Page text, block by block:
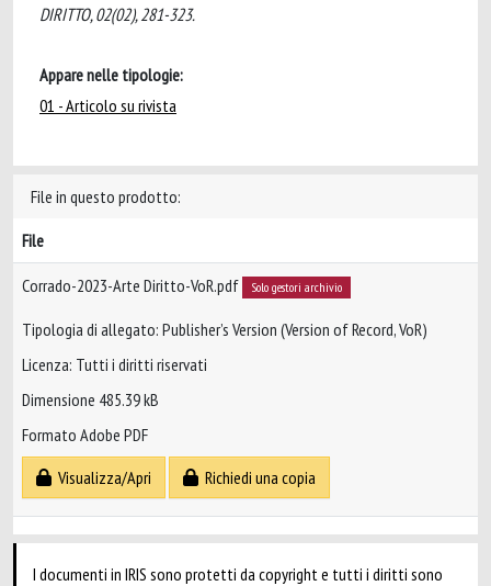
DIRITTO, 02(02), 281-323.
Appare nelle tipologie:
01 - Articolo su rivista
File in questo prodotto:
File
Corrado-2023-Arte Diritto-VoR.pdf Solo gestori archivio
Tipologia di allegato: Publisher’s Version (Version of Record, VoR)
Licenza: Tutti i diritti riservati
Dimensione 485.39 kB
Formato Adobe PDF
Visualizza/Apri
Richiedi una copia
I documenti in IRIS sono protetti da copyright e tutti i diritti sono